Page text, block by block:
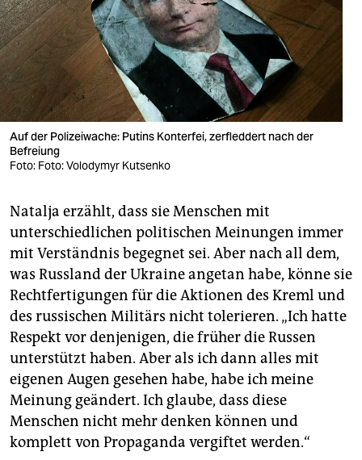
Auf der Polizeiwache: Putins Konterfei, zerfleddert nach der
Befreiung
Foto: Foto: Volodymyr Kutsenko
Natalja erzählt, dass sie Menschen mit
unterschiedlichen politischen Meinungen immer
mit Verständnis begegnet sei. Aber nach all dem,
was Russland der Ukraine angetan habe, könne sie
Rechtfertigungen für die Aktionen des Kreml und
des russischen Militärs nicht tolerieren. „Ich hatte
Respekt vor denjenigen, die früher die Russen
unterstützt haben. Aber als ich dann alles mit
eigenen Augen gesehen habe, habe ich meine
Meinung geändert. Ich glaube, dass diese
Menschen nicht mehr denken können und
komplett von Propaganda vergiftet werden.“